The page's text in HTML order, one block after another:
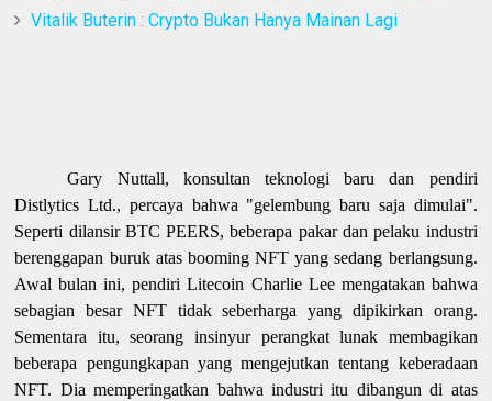
Vitalik Buterin : Crypto Bukan Hanya Mainan Lagi
Gary Nuttall, konsultan teknologi baru dan pendiri
Distlytics Ltd., percaya bahwa "gelembung baru saja dimulai".
Seperti dilansir BTC PEERS, beberapa pakar dan pelaku industri
berenggapan buruk atas booming NFT yang sedang berlangsung.
Awal bulan ini, pendiri Litecoin Charlie Lee mengatakan bahwa
sebagian besar NFT tidak seberharga yang dipikirkan orang.
Sementara itu, seorang insinyur perangkat lunak membagikan
beberapa pengungkapan yang mengejutkan tentang keberadaan
NFT. Dia memperingatkan bahwa industri itu dibangun di atas